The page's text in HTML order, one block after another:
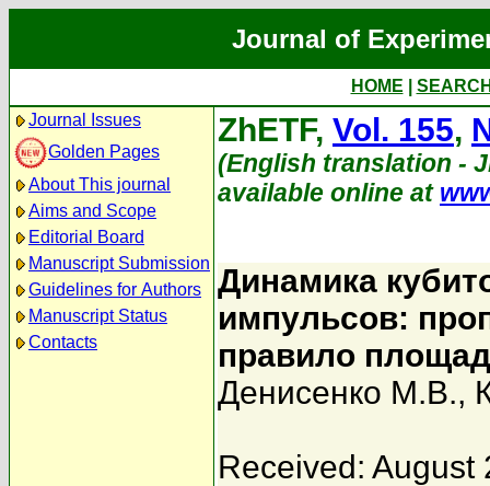
Journal of
HOME
Journal Issues
Golden Pages
About This journal
Aims and Scope
Editorial Board
Manuscript Submission
Guidelines for Authors
Manuscript Status
Contacts
ZhETF, Vol. 155,
(English translation -
available online at
Динамика
импульсов:
правило
Денисенко М.В.,
Received: August